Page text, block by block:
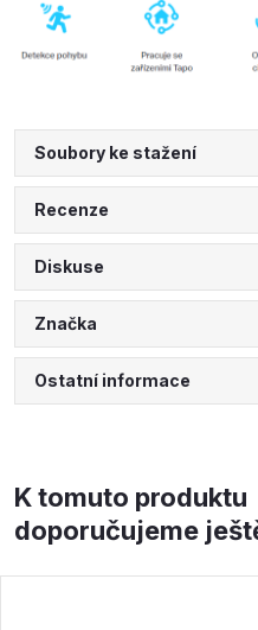
Soubory ke stažení
Recenze
Diskuse
Značka
Ostatní informace
K tomuto produktu
doporučujeme